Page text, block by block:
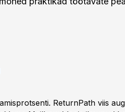
ReturnPath viis